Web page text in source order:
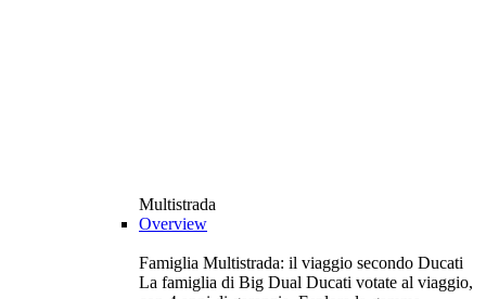
Multistrada
Overview
Famiglia Multistrada: il viaggio secondo Ducati
La famiglia di Big Dual Ducati votate al viaggio,